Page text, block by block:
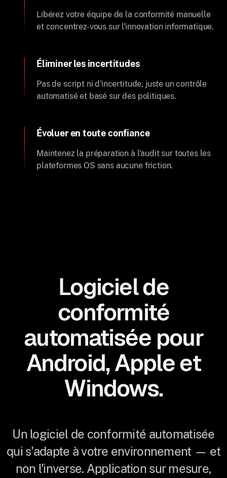
Libérez votre équipe de la conformité manuelle
et concentrez-vous sur l'innovation informatique.
Éliminer les incertitudes
Pas de script ni d'incertitude, juste un contrôle
automatisé et basé sur des politiques.
Évoluer en toute confiance
Maintenez la préparation à l'audit sur toutes les
plateformes OS sans aucune friction.
Logiciel de
conformité
automatisée pour
Android, Apple et
Windows.
Un logiciel de conformité automatisée
qui s'adapte à votre environnement — et
non l'inverse. Application sur mesure,